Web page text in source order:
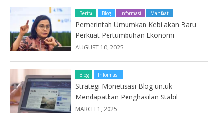
Berita Blog Informasi Manfaat
Pemerintah Umumkan Kebijakan Baru
Perkuat Pertumbuhan Ekonomi
AUGUST 10, 2025
Blog Informasi
Strategi Monetisasi Blog untuk
Mendapatkan Penghasilan Stabil
MARCH 1, 2025